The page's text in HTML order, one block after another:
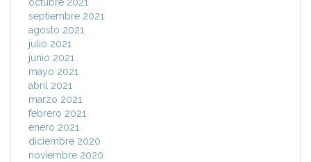
octubre 2021
septiembre 2021
agosto 2021
julio 2021
junio 2021
mayo 2021
abril 2021
marzo 2021
febrero 2021
enero 2021
diciembre 2020
noviembre 2020